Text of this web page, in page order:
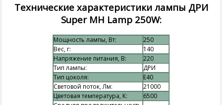
Технические характеристики лампы ДРИ
Super MH Lamp 250W:
Мощность лампы, Вт:
250
Вес, г:
140
Напряжение питания, В:
220
Тип лампы:
ДРИ
Тип цоколя:
E40
Световой поток, Лм:
21000
Цветовая температура, К:
6500